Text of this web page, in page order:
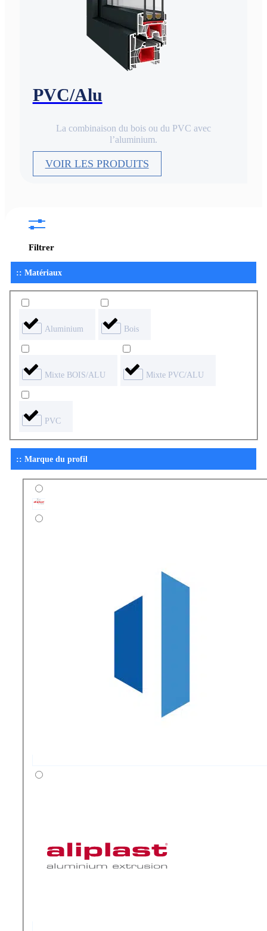
PVC/Alu
La combinaison du bois ou du PVC avec
l’aluminium.
VOIR LES PRODUITS
Filtrer
:: Matériaux
Aluminium Bois
Mixte BOIS/ALU Mixte PVC/ALU
PVC
:: Marque du profil